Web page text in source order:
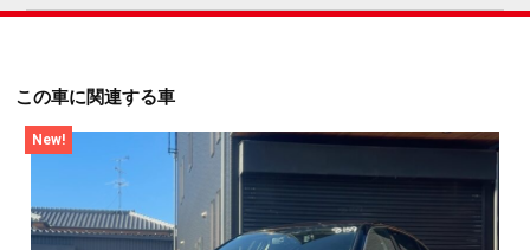
この車に関連する車
New!